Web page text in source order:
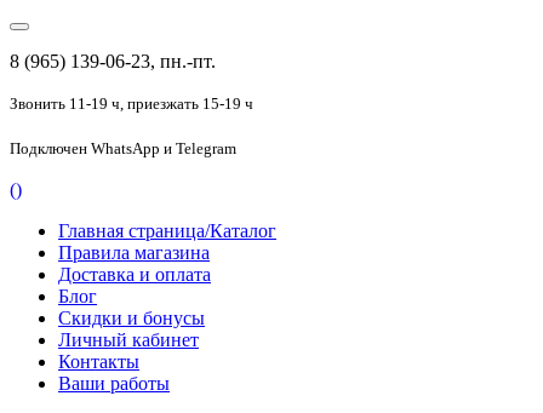
8 (965) 139-06-23, пн.-пт.
Звонить 11-19 ч, приезжать 15-19 ч
Подключен WhatsApp и Telegram
()
Главная страница/Каталог
Правила магазина
Доставка и оплата
Блог
Скидки и бонусы
Личный кабинет
Контакты
Ваши работы